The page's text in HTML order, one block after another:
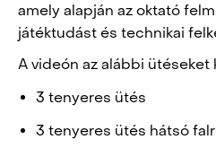
amely alapján az oktató
játéktudást és technikai
A videón az alábbi ütéseket
3 tenyeres ütés
3 tenyeres ütés hátsó